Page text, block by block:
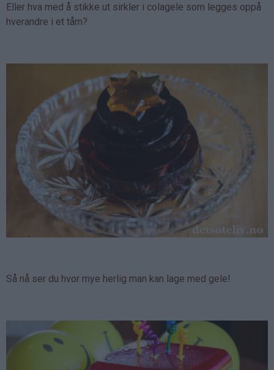
Eller hva med å stikke ut sirkler i colagele som legges oppå
hverandre i et tårn?
Så nå ser du hvor mye herlig man kan lage med gele!